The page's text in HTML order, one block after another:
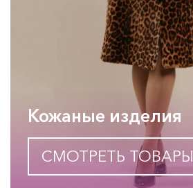
Кожаные изделия
СМОТРЕТЬ ТОВАРЫ